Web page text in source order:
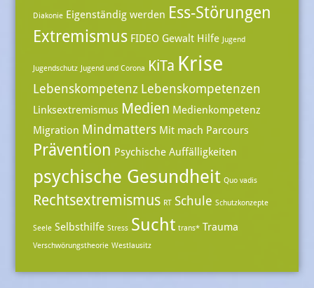
Diakonie Eigenständig werden Ess-Störungen
Extremismus FIDEO Gewalt Hilfe Jugend
Jugendschutz Jugend und Corona KiTa Krise
Lebenskompetenz Lebenskompetenzen
Linksextremismus Medien Medienkompetenz
Migration Mindmatters Mit mach Parcours
Prävention Psychische Auffälligkeiten
psychische Gesundheit Quo vadis
Rechtsextremismus RT Schule Schutzkonzepte
Seele Selbsthilfe Stress Sucht trans* Trauma
Verschwörungstheorie Westlausitz